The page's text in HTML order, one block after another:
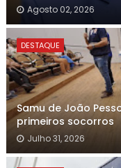
Agosto 02, 2026
DESTAQUE
Samu de João
primeiros socorros
Julho 31, 2026